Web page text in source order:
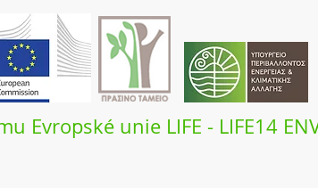
Evropské unie LIFE - LIFE14